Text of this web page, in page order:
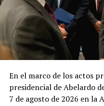
En el marco de los actos
presidencial de Abelardo
7 de agosto de 2026 en la